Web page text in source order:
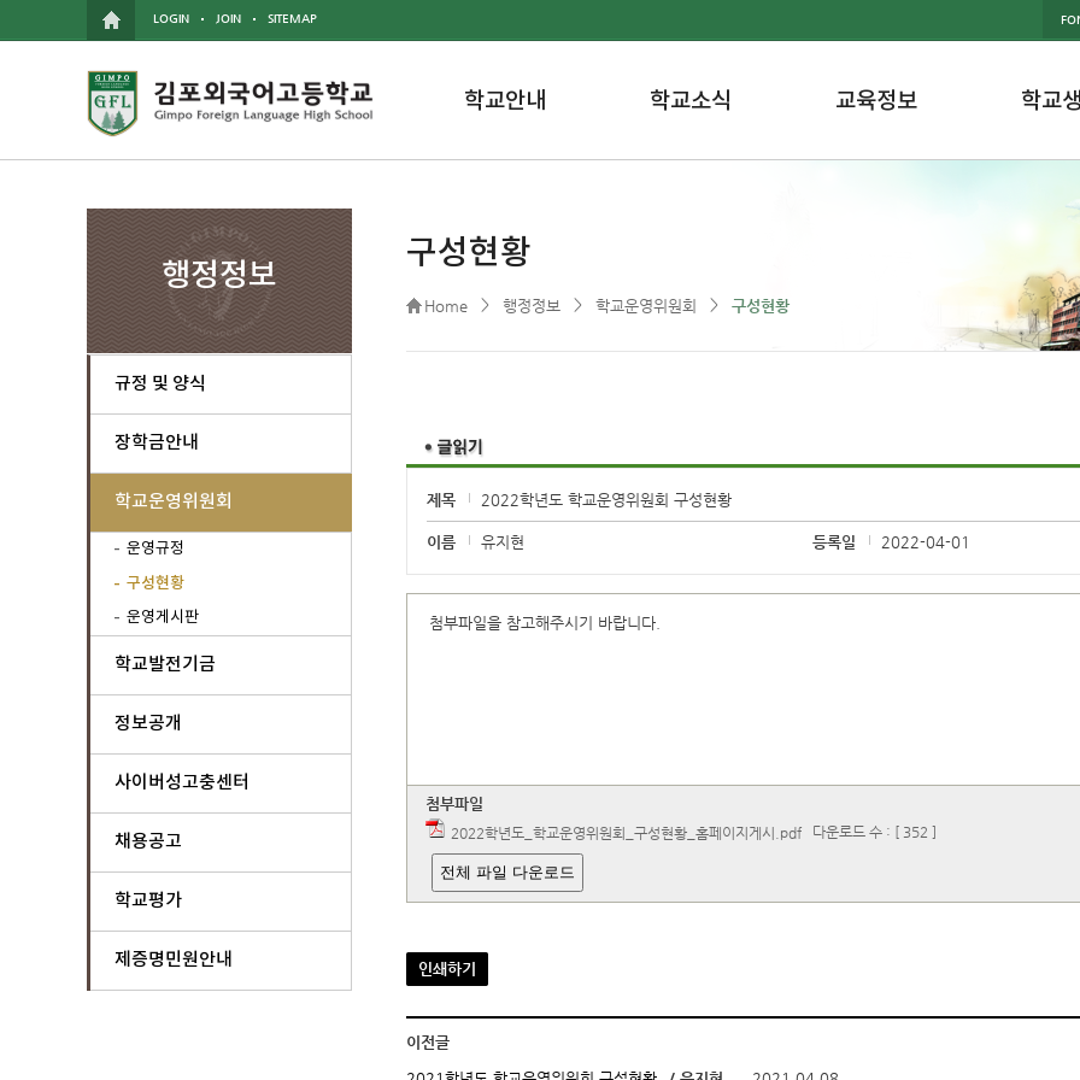
LOGIN JOIN SITEMAP
학교안내 학교소식 교육정보 학교
행정정보
규정 및 양식
장학금안내
학교운영위원회
운영규정
구성현황
운영게시판
학교발전기금
정보공개
사이버성고충센터
채용공고
학교평가
제증명민원안내
구성현황
Home > 행정정보 > 학교운영위원회 > 구성현황
제목 2022학년도 학교운영위원회 구성현황
이름 유지현 등록일 2022-04-01
첨부파일을 참고해주시기 바랍니다.
첨부파일
2022학년도_학교운영위원회_구성현황_홈페이지게시.pdf 다운로드 수 : [ 352 ]
전체 파일 다운로드
인쇄하기
이전글